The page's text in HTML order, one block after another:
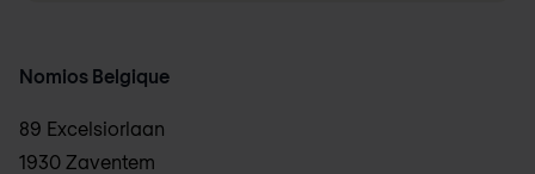
Nomios Belgique
89 Excelsiorlaan
1930 Zaventem